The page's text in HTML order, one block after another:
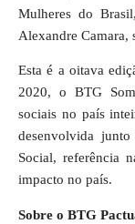
Mulheres do
Alexandre Camara,
Esta é a oitava
2020, o BTG
sociais no país
desenvolvida
Social, referência
impacto no país.
Sobre o BTG